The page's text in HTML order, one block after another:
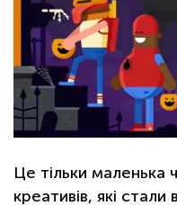
Це тільки маленька
креативів, які